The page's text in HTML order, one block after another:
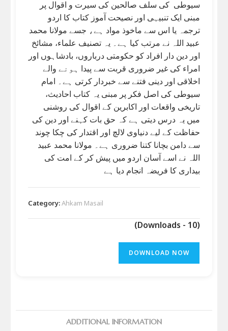
سیوطی کی سلف صالحین کی سیرت و اقوال پر
مبنی ایک تنبیہی اور نصیحت آموز کتاب کا اردو
ترجمہ یا اس سے ماخوذ مواد ہے، جسے مولانا محمد
عبید اللہ نے مرتب کیا ہے۔ یہ تصنیف علماء، مشائخ
اور دین دار افراد کو حکومتی درباروں، بادشاہوں اور
امراء کی غیر ضروری قربت سے پیدا ہونے والے
اخلاقی اور دینی فتنے سے خبردار کرتی ہے۔ امام
سیوطی کی اصل فکر پر مبنی یہ کتاب احادیث،
تاریخی واقعات اور اکابرین کے اقوال کی روشنی
میں یہ درس دیتی ہے کہ حق بات کہنے اور دین کی
حفاظت کے لیے دنیاوی لالچ اور اقتدار کی چکا چوند
سے دامن بچانا کتنا ضروری ہے۔ مولانا محمد عبید
اللہ نے اسے آسان اردو میں پیش کر کے امت کی
بیداری کا فریضہ انجام دیا ہے
Category:Ahkam Masail
(Downloads - 10)
DOWNLOAD NOW
ADDITIONAL INFORMATION